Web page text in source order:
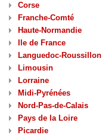
Corse
Franche-Comté
Haute-Normandie
Ile de France
Languedoc-Roussillon
Limousin
Lorraine
Midi-Pyrénées
Nord-Pas-de-Calais
Pays de la Loire
Picardie